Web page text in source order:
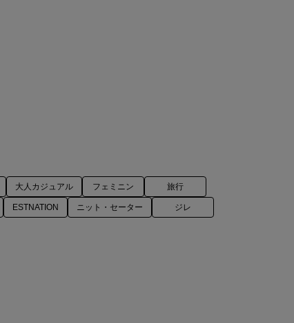
大人カジュアル フェミニン 旅行
ESTNATION ニット・セーター ジレ